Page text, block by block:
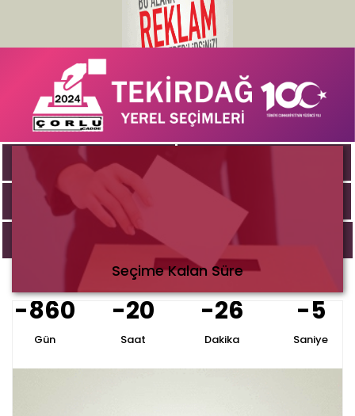
ANA SAYFA B.BAŞKAN ADAYLARI
MUHTAR ADAYLARI HABERLER
BIZE ULAŞIN
Seçime Kalan Süre
-860
Gün
-20
Saat
-26
Dakika
-5
Saniye